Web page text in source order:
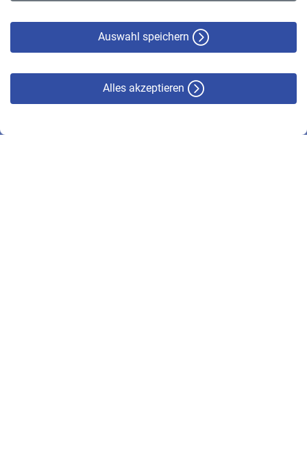
Auswahl speichern
Alles akzeptieren
© VBL 2026